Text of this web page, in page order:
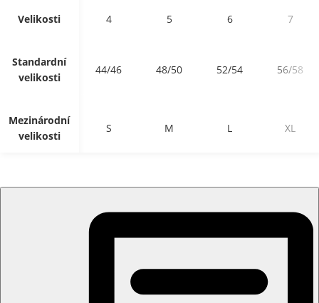
Velikosti 4 5 6 7
Standardní
velikosti
44/46 48/50 52/54 56/58
Mezinárodní
velikosti
S M L XL